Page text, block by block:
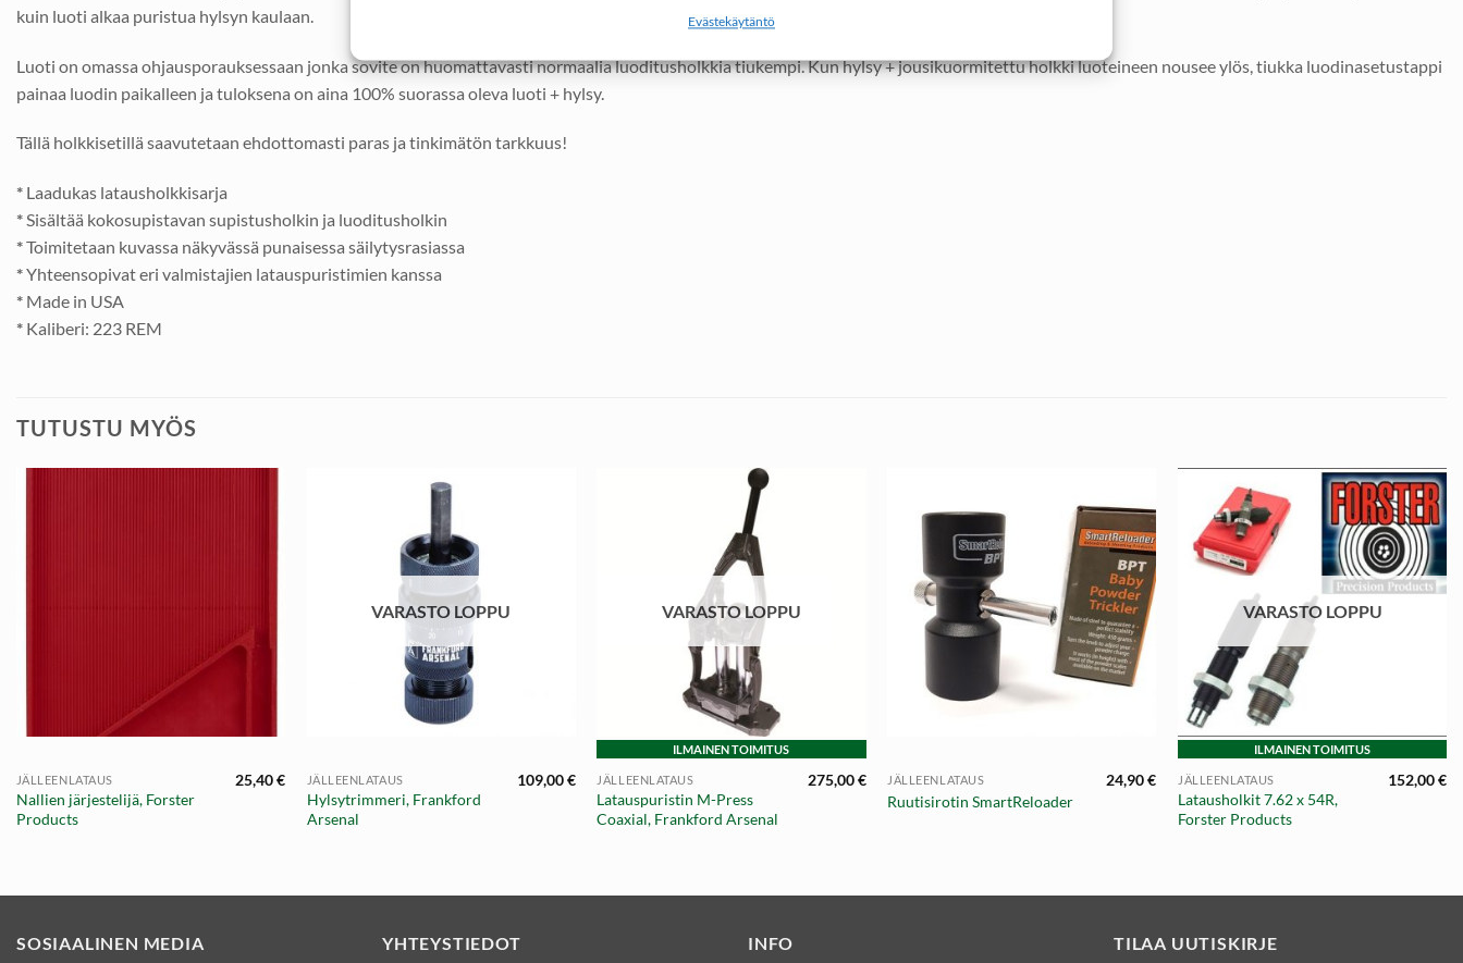
Evästekäytäntö
kuin luoti alkaa puristua hylsyn kaulaan.
Luoti on omassa ohjausporauksessaan jonka sovite on huomattavasti normaalia luoditusholkkia tiukempi. Kun hylsy + jousikuormitettu holkki luoteineen nousee ylös, tiukka luodinasetustappi
painaa luodin paikalleen ja tuloksena on aina 100% suorassa oleva luoti + hylsy.
Tällä holkkisetillä saavutetaan ehdottomasti paras ja tinkimätön tarkkuus!
* Laadukas latausholkkisarja
*Sisältää kokosupistavan supistusholkin ja luoditusholkin
*Toimitetaan kuvassa näkyvässä punaisessa säilytysrasiassa
*Yhteensopivat eri valmistajien latauspuristimien kanssa
* Made in USA
* Kaliberi: 223 REM
TUTUSTU MYÖS
JÄLLEENLATAUS
Nallien järjestelijä, Forster
Products
25,40€
VARASTO LOPPU
JÄLLEENLATAUS
Hylsytrimmeri, Frankford
Arsenal
109,00€
VARASTO LOPPU
ILMAINEN TOIMITUS
JÄLLEENLATAUS
Latauspuristin M-Press
Coaxial, Frankford Arsenal
275,00€ JÄLLEENLATAUS
Ruutisirotin SmartReloader
24,90€
+
VARASTO LOPPU
ILMAINEN TOIMITUS
JÄLLEENLATAUS
Latausholkit 7.62 x 54R,
Forster Products
152,00€
SOSIAALINEN MEDIA YHTEYSTIEDOT INFO TILAA UUTISKIRJE